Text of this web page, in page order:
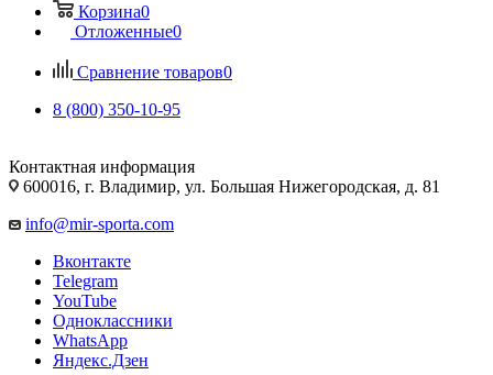
Корзина0
Отложенные0
Сравнение товаров0
8 (800) 350-10-95
Контактная информация
600016, г. Владимир, ул. Большая Нижегородская, д. 81
info@mir-sporta.com
Вконтакте
Telegram
YouTube
Одноклассники
WhatsApp
Яндекс.Дзен